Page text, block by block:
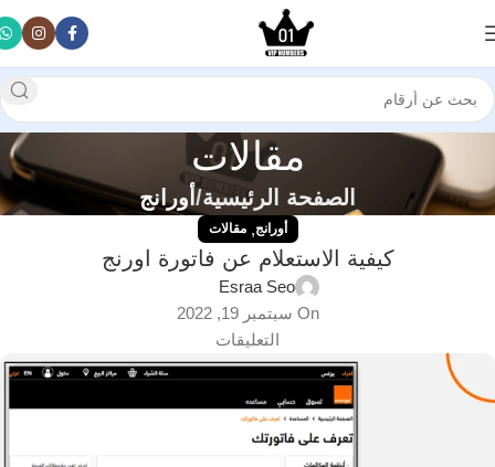
مقالات
الصفحة الرئيسية أورانج
أورانج,مقالات
كيفية الاستعلام عن فاتورة اورنج
Esraa Seo
On سبتمبر 19, 2022
التعليقات